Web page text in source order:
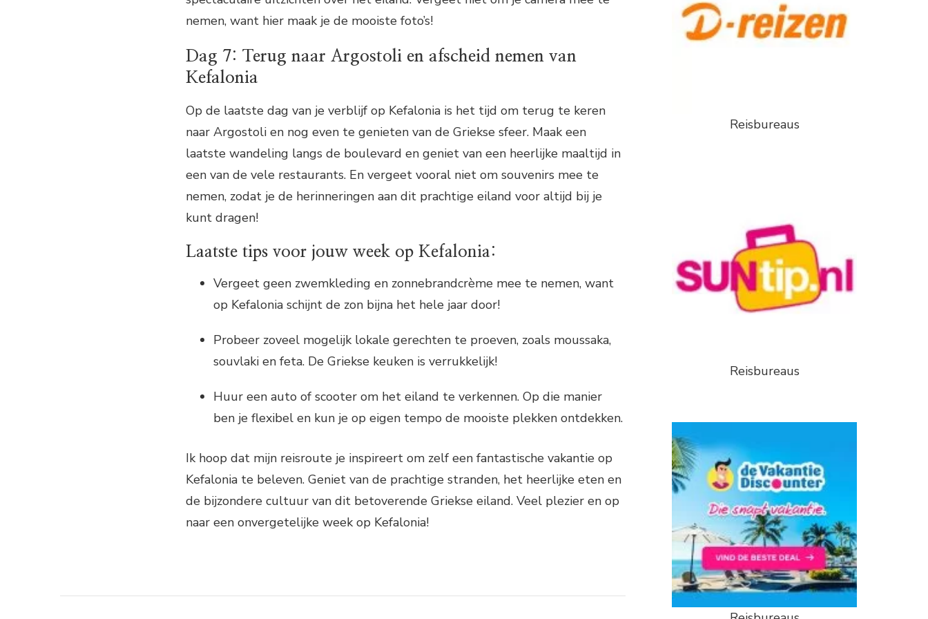
nemen, want hier maak je de mooiste foto’s!
Dag 7: Terug naar Argostoli en afscheid nemen van
Kefalonia
Op de laatste dag van je verblijf op Kefalonia is het tijd om terug te keren
naar Argostoli en nog even te genieten van de Griekse sfeer. Maak een
laatste wandeling langs de boulevard en geniet van een heerlijke maaltijd in
een van de vele restaurants. En vergeet vooral niet om souvenirs mee te
nemen, zodat je de herinneringen aan dit prachtige eiland voor altijd bij je
kunt dragen!
Laatste tips voor jouw week op Kefalonia:
Vergeet geen zwemkleding en zonnebrandcrème mee te nemen, want
op Kefalonia schijnt de zon bijna het hele jaar door!
Probeer zoveel mogelijk lokale gerechten te proeven, zoals moussaka,
souvlaki en feta. De Griekse keuken is verrukkelijk!
Huur een auto of scooter om het eiland te verkennen. Op die manier
ben je flexibel en kun je op eigen tempo de mooiste plekken ontdekken.
Ik hoop dat mijn reisroute je inspireert om zelf een fantastische vakantie op
Kefalonia te beleven. Geniet van de prachtige stranden, het heerlijke eten en
de bijzondere cultuur van dit betoverende Griekse eiland. Veel plezier en op
naar een onvergetelijke week op Kefalonia!
Reisbureaus
Reisbureaus